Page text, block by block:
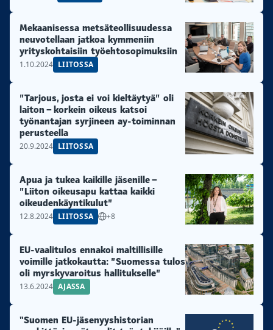
Mekaanisessa metsäteollisuudessa
neuvotellaan jatkoa kymmeniin
yrityskohtaisiin työehtosopimuksiin
1.10.2024 LIITOSSA
”Tarjous, josta ei voi kieltäytyä” oli
laiton – korkein oikeus katsoi
työnantajan syrjineen ay-toiminnan
perusteella
20.9.2024 LIITOSSA
Apua ja tukea kaikille jäsenille –
”Liiton oikeusapu kattaa kaikki
oikeudenkäyntikulut”
12.8.2024 LIITOSSA +8
EU-vaalitulos ennakoi maltillisille
voimille jatkokautta: ”Suomessa tulos
oli myrskyvaroitus hallitukselle”
13.6.2024 AJASSA
"Suomen EU-jäsenyyshistorian